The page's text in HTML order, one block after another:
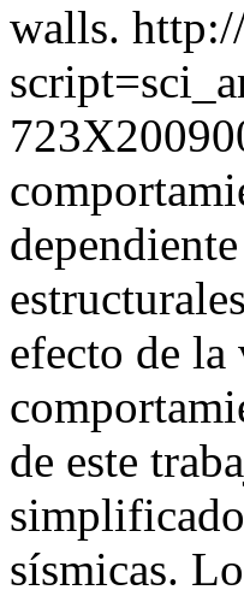
walls.
efecto de la
de este
sísmicas.